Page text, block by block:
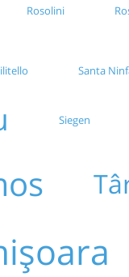
Rosolini
Santa
Siegen